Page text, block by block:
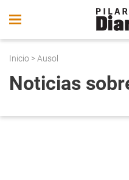
Inicio > Ausol
Noticias